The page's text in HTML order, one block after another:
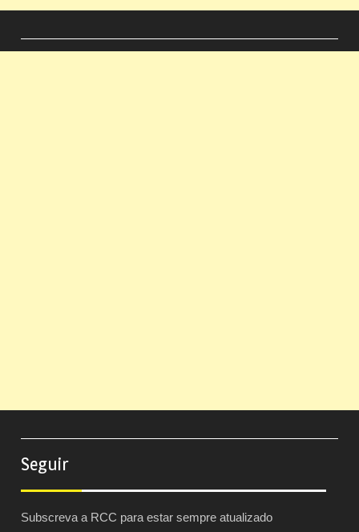
Seguir
Subscreva a RCC para estar sempre atualizado